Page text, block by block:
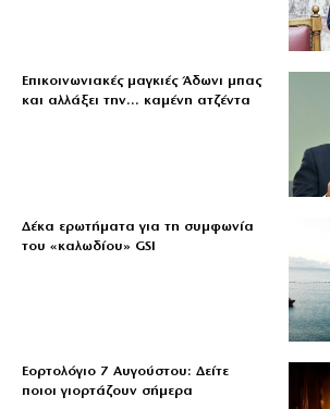
Επικοινωνιακές μαγκιές Άδωνι μπας
και αλλάξει την… καμένη ατζέντα
Δέκα ερωτήματα για τη συμφωνία
του «καλωδίου» GSI
Εορτολόγιο 7 Αυγούστου: Δείτε
ποιοι γιορτάζουν σήμερα